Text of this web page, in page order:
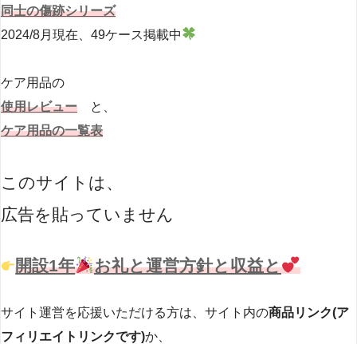
同士の傷跡シリーズ
2024/8月現在、49ケース掲載中
ケア用品の
使用レビュー と、
ケア用品の一覧表
このサイトは、
広告を貼っていません
開設1年 お礼と運営方針と収益と
サイト運営を応援いただける方は、サイト内の商品リンク(ア
フィリエイトリンクです)か、